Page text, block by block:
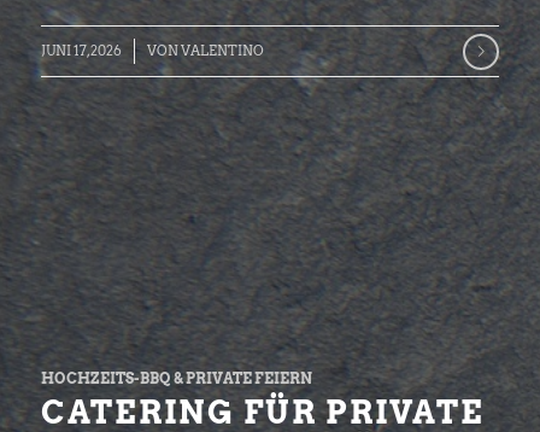
JUNI 17, 2026 VONVALENTINO
HOCHZEITS-BBQ & PRIVATE FEIERN
CATERING FÜR PRIVATE